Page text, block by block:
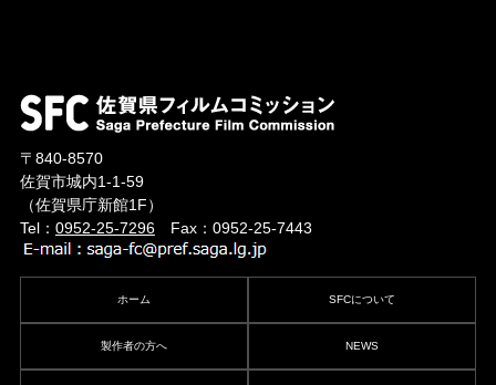
〒840-8570
佐賀市城内1-1-59
（佐賀県庁新館1F）
Tel： 0952-25-7296Fax：0952-25-7443
ホーム SFCについて
製作者の方へ NEWS